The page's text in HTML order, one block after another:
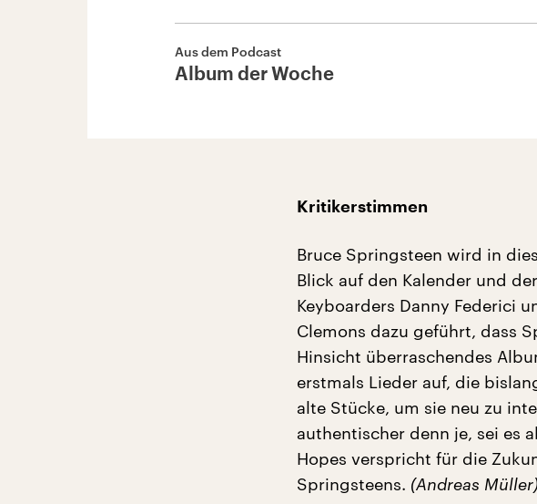
Aus dem Podcast
Album der Woche
Kritikerstimmen
Bruce Springsteen wird in
Blick auf den Kalender und
Keyboarders Danny Federici
Clemons dazu geführt, dass
Hinsicht überraschendes
erstmals Lieder auf, die
alte Stücke, um sie neu zu
authentischer denn je, sei es
Hopes verspricht für die
Springsteens. (Andreas